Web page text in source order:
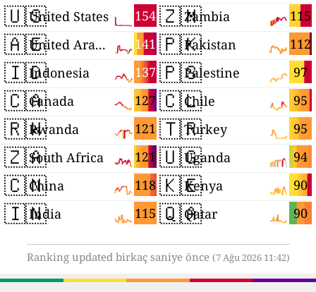
🇺🇸 154
United States
🇦🇪 141
United Arab Emirates
🇮🇩 137
Indonesia
🇨🇦 127
Canada
🇷🇼 121
Rwanda
🇿🇦 121
South Africa
🇨🇳 118
China
🇮🇳 115
India
🇿🇲 115
Zambia
🇵🇰 112
Pakistan
🇵🇸 97
Palestine
🇨🇱 95
Chile
🇹🇷 95
Turkey
🇺🇬 94
Uganda
🇰🇪 90
Kenya
🇶🇦 90
Qatar
Ranking updated birkaç saniye önce (7 Ağu 2026 11:42)